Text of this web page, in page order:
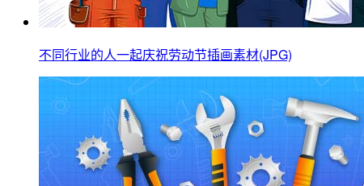
不同行业的人一起庆祝劳动节插画素材(JPG)